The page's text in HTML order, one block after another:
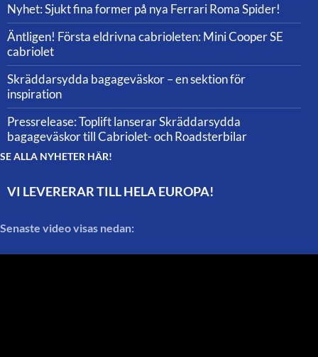
Nyhet: Sjukt fina former på nya Ferrari Roma Spider!
Äntligen! Första eldrivna cabrioleten: Mini Cooper SE
cabriolet
Skräddarsydda bagageväskor – en sektion för
inspiration
Pressrelease: Toplift lanserar Skräddarsydda
bagageväskor till Cabriolet- och Roadsterbilar
SE ALLA NYHETER HÄR!
VI LEVERERAR TILL HELA EUROPA!
Senaste video visas nedan: